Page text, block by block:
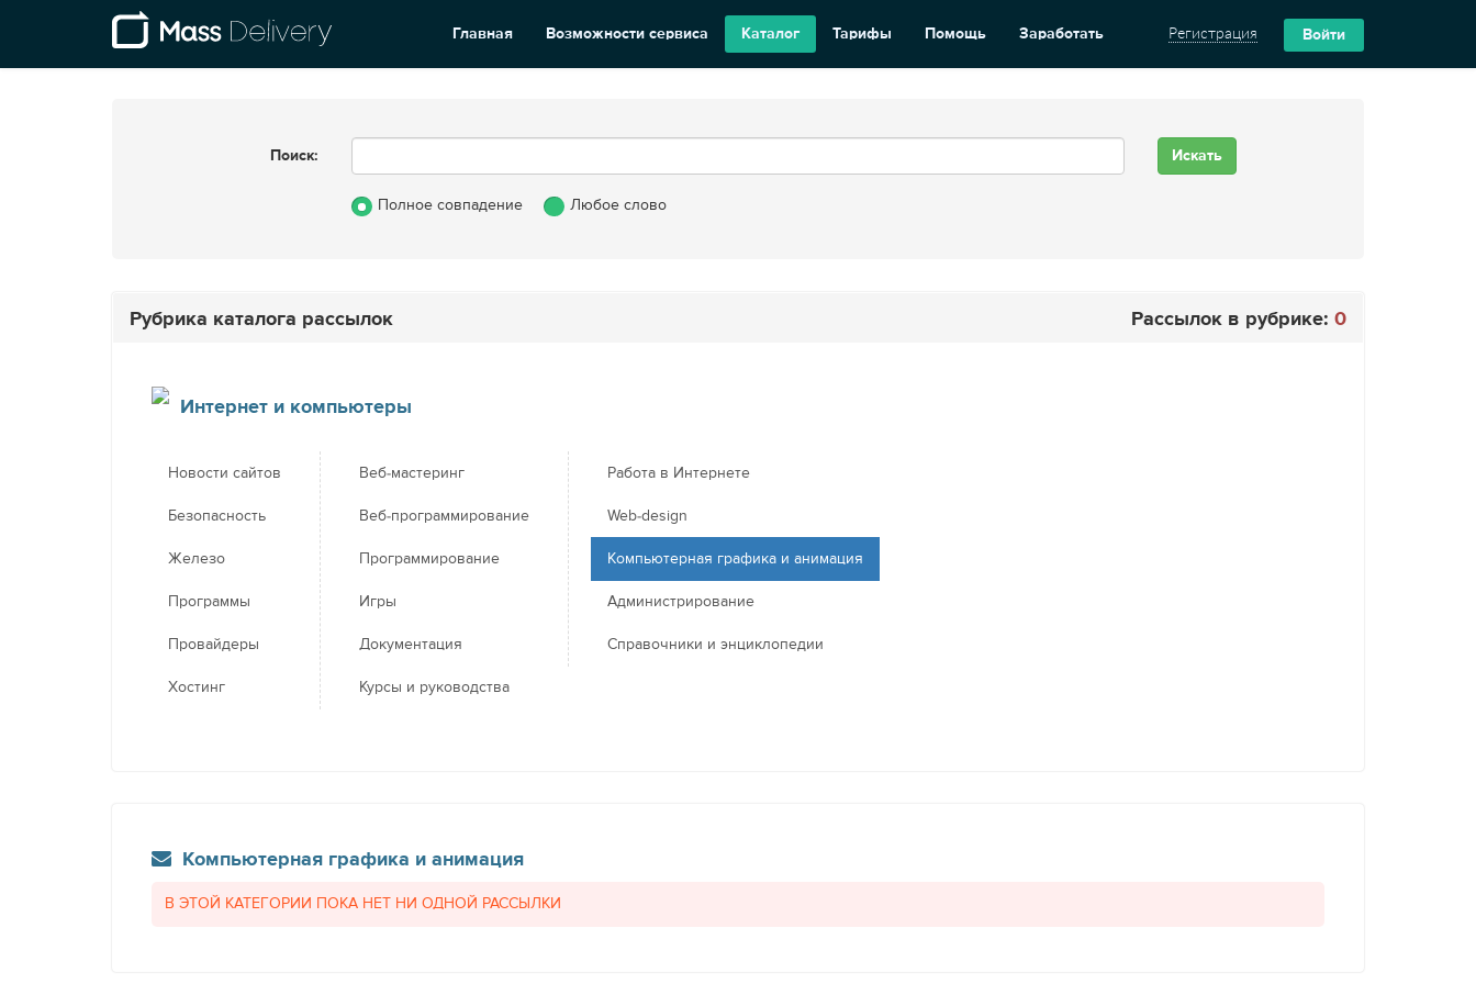
Главная Возможности сервиса Каталог Тарифы Помощь Заработать Регистрация Войти
Поиск:
Полное совпадение Любое слово
Рубрика каталога рассылок Рассылок в рубрике: 0
Интернет и компьютеры
Новости сайтов
Безопасность
Железо
Программы
Провайдеры
Хостинг
Веб-мастеринг
Веб-программирование
Программирование
Игры
Документация
Курсы и руководства
Работа в Интернете
Web-design
Компьютерная графика и анимация
Администрирование
Справочники и энциклопедии
Компьютерная графика и анимация
В ЭТОЙ КАТЕГОРИИ ПОКА НЕТ НИ ОДНОЙ РАССЫЛКИ